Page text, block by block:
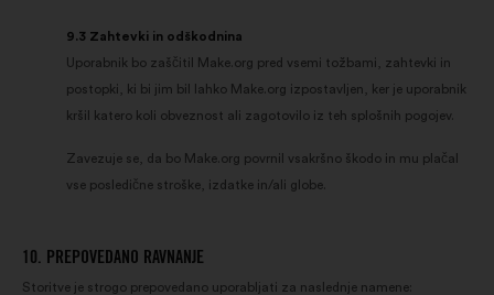
9.3 Zahtevki in odškodnina
Uporabnik bo zaščitil Make.org pred vsemi tožbami, zahtevki in
postopki, ki bi jim bil lahko Make.org izpostavljen, ker je uporabnik
kršil katero koli obveznost ali zagotovilo iz teh splošnih pogojev.
Zavezuje se, da bo Make.org povrnil vsakršno škodo in mu plačal
vse posledične stroške, izdatke in/ali globe.
10. PREPOVEDANO RAVNANJE
Storitve je strogo prepovedano uporabljati za naslednje namene: